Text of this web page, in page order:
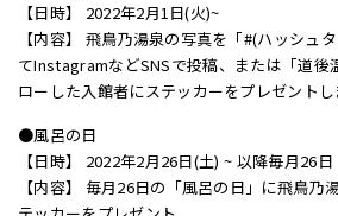
【日時】 2022年2月1日(火)~
【内容】 飛鳥乃湯泉の写真を「#(ハッシュ
てInstagramなどSNSで投稿、または「道後
ローした入館者にステッカーをプレゼントし
●風呂の日
【日時】 2022年2月26日(土) ~ 以降毎月26日
【内容】 毎月26日の「風呂の日」に飛鳥乃